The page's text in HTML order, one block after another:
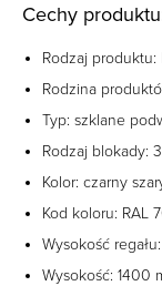
Cechy
Rodzaj produktu:
Rodzina
Typ: szklane
Rodzaj blokady:
Kolor: czarny
Kod koloru: RAL
Wysokość
Wysokość: 1400